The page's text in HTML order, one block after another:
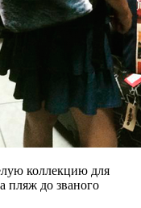
коллекцию для
пляж до званого